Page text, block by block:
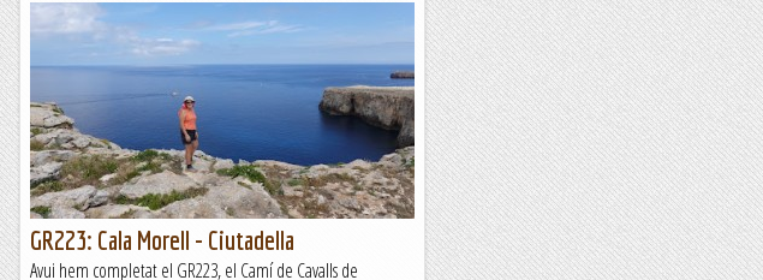
GR223: Cala Morell - Ciutadella
Avui hem completat el GR223, el Camí de Cavalls de